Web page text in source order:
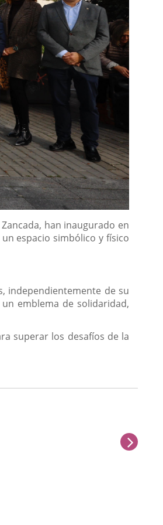
han inaugurado en
espacio simbólico y físico
independientemente de su
emblema de solidaridad,
superar los desafíos de la